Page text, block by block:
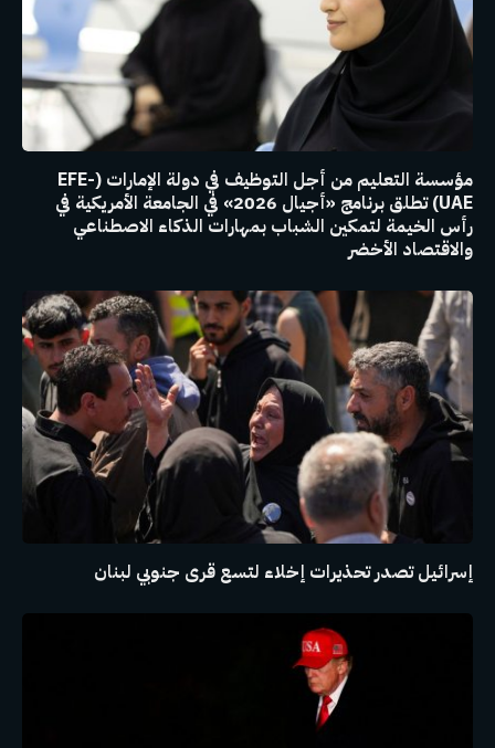
مؤسسة التعليم من أجل التوظيف في دولة الإمارات (EFE-
UAE) تطلق برنامج «أجيال 2026» في الجامعة الأمريكية في
رأس الخيمة لتمكين الشباب بمهارات الذكاء الاصطناعي
والاقتصاد الأخضر
إسرائيل تصدر تحذيرات إخلاء لتسع قرى جنوبي لبنان